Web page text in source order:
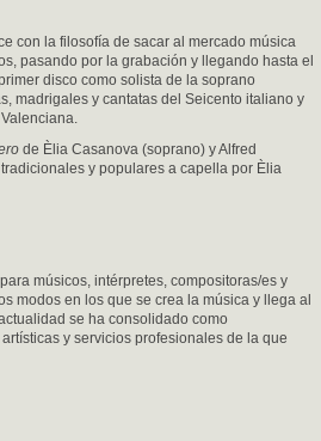
con la filosofía de sacar al mercado música
pasando por la grabación y llegando hasta el
disco como solista de la soprano
madrigales y cantatas del Seicento italiano y
de Èlia Casanova (soprano) y Alfred
y populares a capella por Èlia
músicos, intérpretes, compositoras/es y
modos en los que se crea la música y llega al
se ha consolidado como
y servicios profesionales de la que